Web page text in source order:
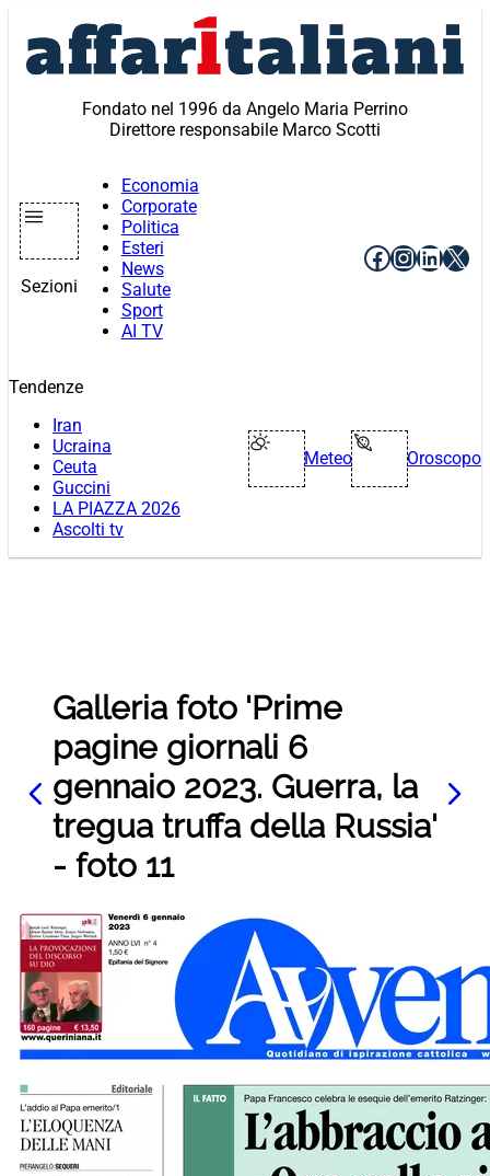
contenuto
Fondato nel 1996 da Angelo Maria Perrino
Direttore responsabile Marco Scotti
Sezioni
Economia
Corporate
Politica
Esteri
News
Salute
Sport
AI TV
Facebook
X
Tendenze
Iran
Ucraina
Ceuta
Guccini
LA PIAZZA 2026
Ascolti tv
Meteo Oroscopo
Galleria foto 'Prime
pagine giornali 6
gennaio 2023. Guerra, la
tregua truffa della Russia'
- foto 11